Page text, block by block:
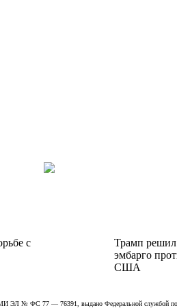
с
Трамп решил
эмбарго
США
ЭЛ № ФС 77 — 76391, выдано Федеральной службой